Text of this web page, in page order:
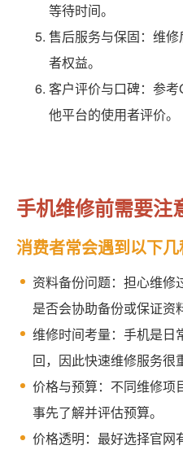
等待时间。
售后服务与保固：维
者权益。
客户评价与口碑：参
他平台的使用者评价。
手机维修前需要注
消费者常会遇到以下几
资料备份问题：担心维修
是否会协助备份或保证资
维修时间考量：手机是日
回，因此快速维修服务很
价格与预算：不同维修项
事先了解并评估预算。
价格透明：最好选择官网